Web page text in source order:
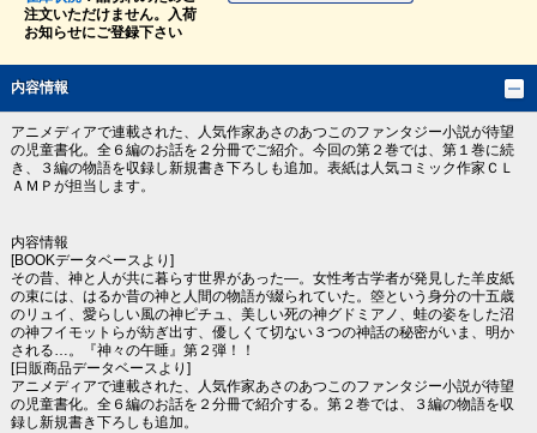
注文いただけません。入荷
お知らせにご登録下さい
内容情報
アニメディアで連載された、人気作家あさのあつこのファンタジー小説が待望
の児童書化。全６編のお話を２分冊でご紹介。今回の第２巻では、第１巻に続
き、３編の物語を収録し新規書き下ろしも追加。表紙は人気コミック作家ＣＬ
ＡＭＰが担当します。
内容情報
[BOOKデータベースより]
その昔、神と人が共に暮らす世界があった―。女性考古学者が発見した羊皮紙
の束には、はるか昔の神と人間の物語が綴られていた。箜という身分の十五歳
のリュイ、愛らしい風の神ピチュ、美しい死の神グドミアノ、蛙の姿をした沼
の神フイモットらが紡ぎ出す、優しくて切ない３つの神話の秘密がいま、明か
される…。『神々の午睡』第２弾！！
[日販商品データベースより]
アニメディアで連載された、人気作家あさのあつこのファンタジー小説が待望
の児童書化。全６編のお話を２分冊で紹介する。第２巻では、３編の物語を収
録し新規書き下ろしも追加。